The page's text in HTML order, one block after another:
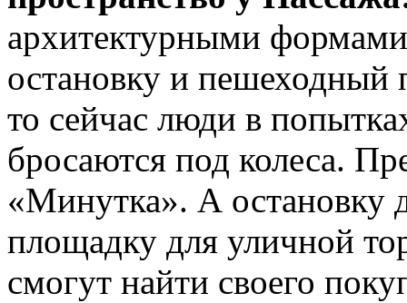
архитектурными
остановку и пешеходный
то сейчас люди в
бросаются под колеса.
«Минутка». А остановку
площадку для уличной
смогут найти своего